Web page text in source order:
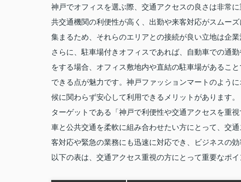
神戸でオフィスを選ぶ際、交通アクセスの良さは非常
共交通機関の利便性が高く、出勤や来客対応がスムー
集まるため、それらのエリアとの接続が良い立地は企
さらに、駐車場付きオフィスであれば、自動車での通
をする場合、オフィス敷地内や直結の駐車場があるこ
できる点が魅力です。神戸ファッションマートのよう
候に関わらず安心して利用できるメリットがあります。
ターゲットである「神戸で利便性や交通アクセスを重
車と公共交通を柔軟に組み合わせたい方にとって、交
客対応や緊急の業務にも迅速に対応でき、ビジネスの効
以下の表は、交通アクセス重視の方にとって重要なポイ